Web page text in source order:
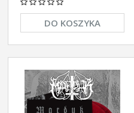
DO KOSZYKA